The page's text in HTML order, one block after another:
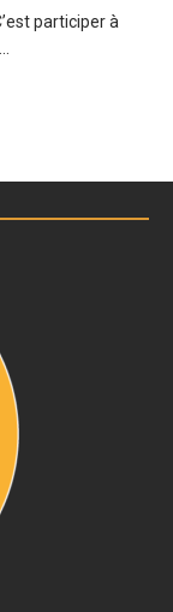
participer à